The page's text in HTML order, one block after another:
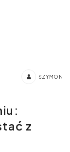
SZYMON
z